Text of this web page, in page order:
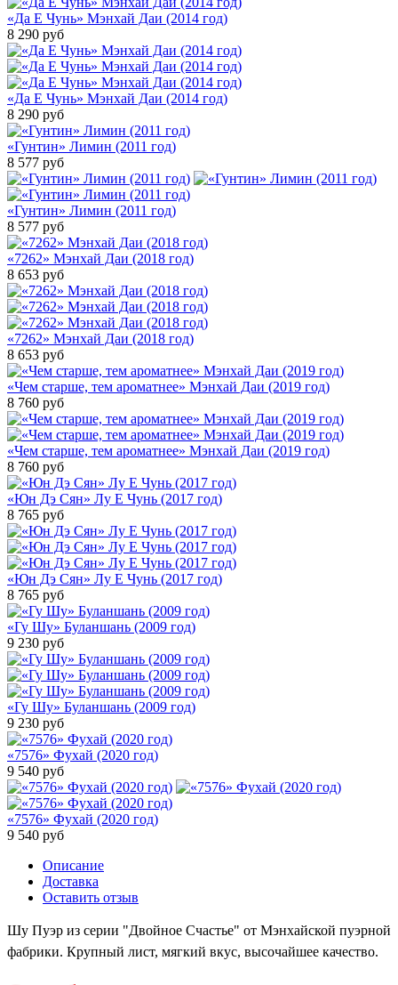
«Да Е Чунь» Мэнхай Даи (2014 год)
8 290 руб
«Да Е Чунь» Мэнхай Даи (2014 год)
8 290 руб
«Гунтин» Лимин (2011 год)
8 577 руб
«Гунтин» Лимин (2011 год)
8 577 руб
«7262» Мэнхай Даи (2018 год)
8 653 руб
«7262» Мэнхай Даи (2018 год)
8 653 руб
«Чем старше, тем ароматнее» Мэнхай Даи (2019 год)
8 760 руб
«Чем старше, тем ароматнее» Мэнхай Даи (2019 год)
8 760 руб
«Юн Дэ Сян» Лу Е Чунь (2017 год)
8 765 руб
«Юн Дэ Сян» Лу Е Чунь (2017 год)
8 765 руб
«Гу Шу» Буланшань (2009 год)
9 230 руб
«Гу Шу» Буланшань (2009 год)
9 230 руб
«7576» Фухай (2020 год)
9 540 руб
«7576» Фухай (2020 год)
9 540 руб
Описание
Доставка
Оставить отзыв
Шу Пуэр из серии "Двойное Счастье" от Мэнхайской пуэрной
фабрики. Крупный лист, мягкий вкус, высочайшее качество.